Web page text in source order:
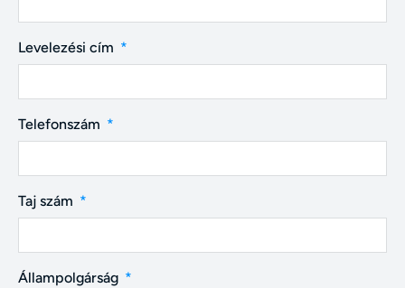
Levelezési cím
Telefonszám
Taj szám
Állampolgárság